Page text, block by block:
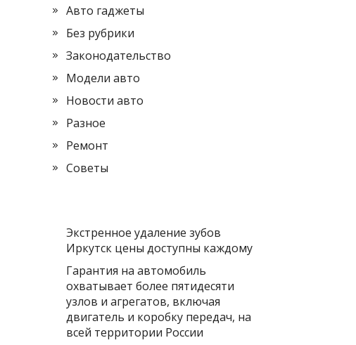
Авто гаджеты
Без рубрики
Законодательство
Модели авто
Новости авто
Разное
Ремонт
Советы
Экстренное удаление зубов
Иркутск цены доступны каждому
Гарантия на автомобиль
охватывает более пятидесяти
узлов и агрегатов, включая
двигатель и коробку передач, на
всей территории России